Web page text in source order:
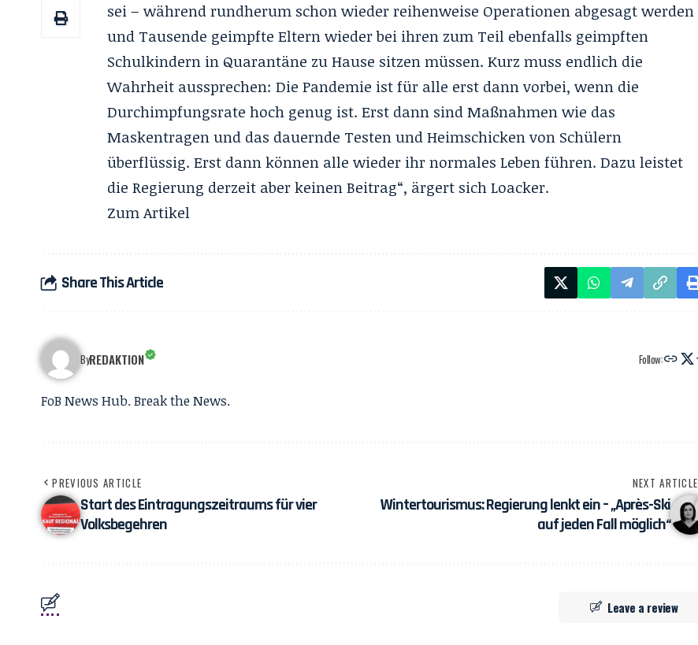
sei – während rundherum schon wieder reihenweise Operationen abgesagt werden
und Tausende geimpfte Eltern wieder bei ihren zum Teil ebenfalls geimpften
Schulkindern in Quarantäne zu Hause sitzen müssen. Kurz muss endlich die
Wahrheit aussprechen: Die Pandemie ist für alle erst dann vorbei, wenn die
Durchimpfungsrate hoch genug ist. Erst dann sind Maßnahmen wie das
Maskentragen und das dauernde Testen und Heimschicken von Schülern
überflüssig. Erst dann können alle wieder ihr normales Leben führen. Dazu leistet
die Regierung derzeit aber keinen Beitrag“, ärgert sich Loacker.
ZumArtikel
Share This Article
ByREDAKTION Follow:
FoB News Hub. Break the News.
PREVIOUS ARTICLE
Start des Eintragungszeitraums für vier
Volksbegehren
NEXT ARTICLE
Wintertourismus: Regierung lenkt ein – „Après-Ski
auf jeden Fall möglich“
Leave a review